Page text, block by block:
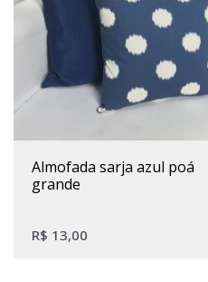
almofada sarja azul poá
grande
R$ 13,00